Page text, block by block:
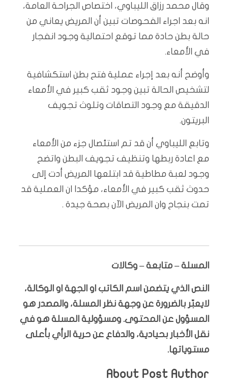
وقال محمد رزاق الليباوي، اختصاص الجراحة العامة،
انه بعد اجراء الفحوصات تبين أن المريض يعاني من
حالة بطن حادة مما توقع احتمالية وجود انفجار
في الأمعاء.
وأوضح أنه بعد إجراء عملية فتح بطن استكشافية
لتشخيص الحالة تبين وجود ثقب كبير في الأمعاء
الدقيقة مع وجود التصاقات وتلوث تجويف
البريتون.
وتابع الليباوي أن قد تم استئصال جزء من الأمعاء
مع اعادة ربطها وتنظيف تجويف البطن واتضح
وجود لعبة مطاطية قد ابتلعها المريض أدت إلى
حدوث ثقب كبير في الأمعاء، مؤكدا ان العملية قد
تمت بنجاح وان المريض الآن بصحة جيدة .
المسلة – متابعة – وكالات
النص الذي يتضمن اسم الكاتب او الجهة او الوكالة،
لايعبّر بالضرورة عن وجهة نظر المسلة، والمصدر هو
المسؤول عن المحتوى. ومسؤولية المسلة هو في
نقل الأخبار بحيادية، والدفاع عن حرية الرأي بأعلى
مستوياتها.
About Post Author